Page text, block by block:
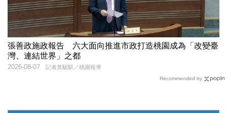
張善政施政報告 六大面向推進市政打造桃園成為「改變臺
灣、連結世界」之都
記者黃駿騏／桃園報導
2026-08-07
Recommended by